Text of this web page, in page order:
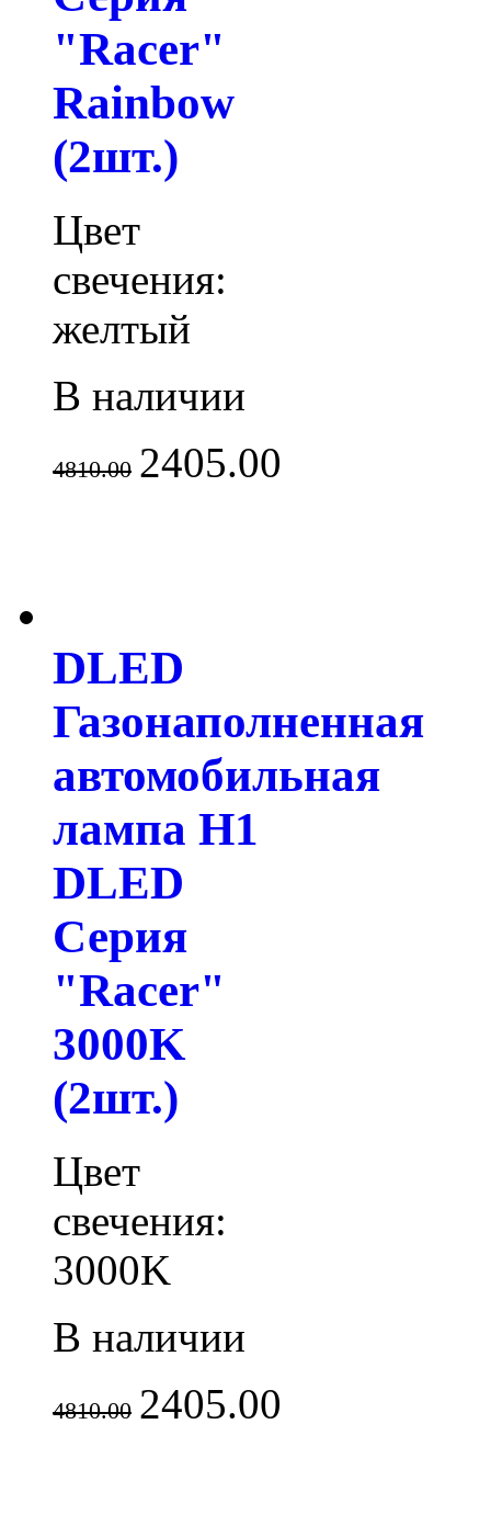
"Racer"
Rainbow
(2шт.)
Цвет
свечения:
желтый
В наличии
4810.00 2405.00
DLED
Газонаполненная
автомобильная
лампа H1
DLED
Серия
"Racer"
3000K
(2шт.)
Цвет
свечения:
3000K
В наличии
4810.00 2405.00